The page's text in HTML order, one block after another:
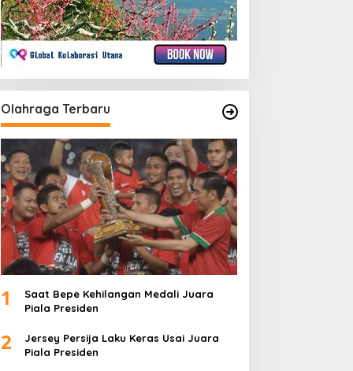
Olahraga Terbaru
1
Saat Bepe Kehilangan Medali Juara
Piala Presiden
2
Jersey Persija Laku Keras Usai Juara
Piala Presiden